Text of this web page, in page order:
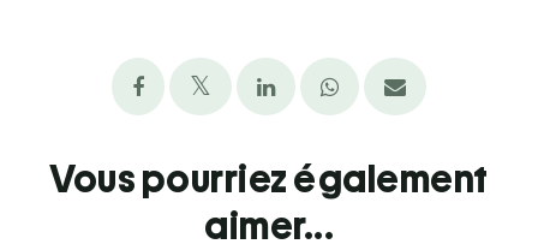
Vous pourriez également
aimer...